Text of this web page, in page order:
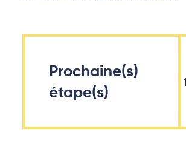
Prochaine(s)
étape(s)